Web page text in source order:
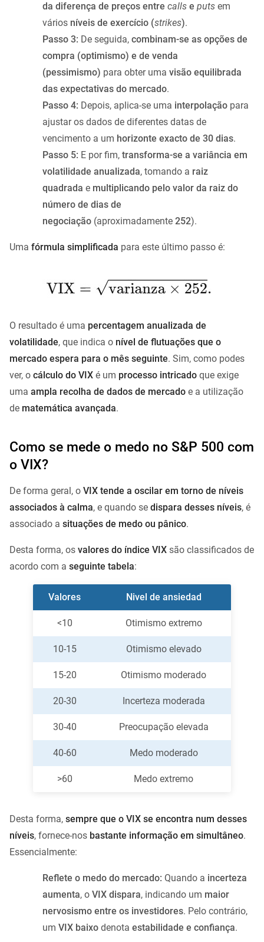
da diferença de preços entre calls e puts em
vários níveis de exercício (strikes).
Passo 3: De seguida, combinam-se as opções de
compra (optimismo) e de venda
(pessimismo) para obter uma visão equilibrada
das expectativas do mercado.
Passo 4: Depois, aplica-se uma interpolação para
ajustar os dados de diferentes datas de
vencimento a um horizonte exacto de 30 dias.
Passo 5: E por fim, transforma-se a variância em
volatilidade anualizada, tomando a raiz
quadrada e multiplicando pelo valor da raiz do
número de dias de
negociação (aproximadamente 252).
Uma fórmula simplificada para este último passo é:
O resultado é uma percentagem anualizada de
volatilidade, que indica o nível de flutuações que o
mercado espera para o mês seguinte. Sim, como podes
ver, o cálculo do VIX é um processo intricado que exige
uma ampla recolha de dados de mercado e a utilização
de matemática avançada.
Como se mede o medo no S&P 500 com
o VIX?
De forma geral, o VIX tende a oscilar em torno de níveis
associados à calma, e quando se dispara desses níveis, é
associado a situações de medo ou pânico.
Desta forma, os valores do índice VIX são classificados de
acordo com a seguinte tabela:
Valores Nivel de ansiedad
<10 Otimismo extremo
10-15 Otimismo elevado
15-20 Otimismo moderado
20-30 Incerteza moderada
30-40 Preocupação elevada
40-60 Medo moderado
>60 Medo extremo
Desta forma, sempre que o VIX se encontra num desses
níveis, fornece-nos bastante informação em simultâneo.
Essencialmente:
Reflete o medo do mercado: Quando a incerteza
aumenta, o VIX dispara, indicando um maior
nervosismo entre os investidores. Pelo contrário,
um VIX baixo denota estabilidade e confiança.